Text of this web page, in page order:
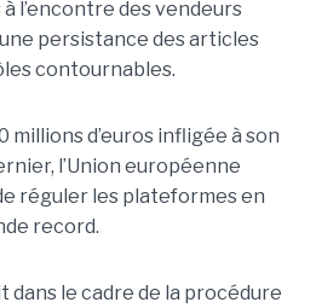
l’encontre des vendeurs
persistance des articles
contournables.
millions d’euros infligée à son
l’Union européenne
réguler les plateformes en
record.
dans le cadre de la procédure